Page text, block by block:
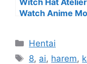
Watch Anime
Categorías
Hentai
Etiquetas
8, ai, harem,